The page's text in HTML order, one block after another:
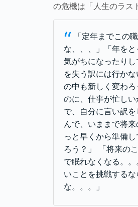
の危機は「人生のラス
“「定年までこの
な、、、」「年を
気がちになったり
を失う訳には行か
の中も新しく変わ
のに、仕事が忙し
で、自分に言い訳
んで、いままで将
っと早くから準備
ろう？」 「将来の
で眠れなくなる。
いことを挑戦するな
な。。。」